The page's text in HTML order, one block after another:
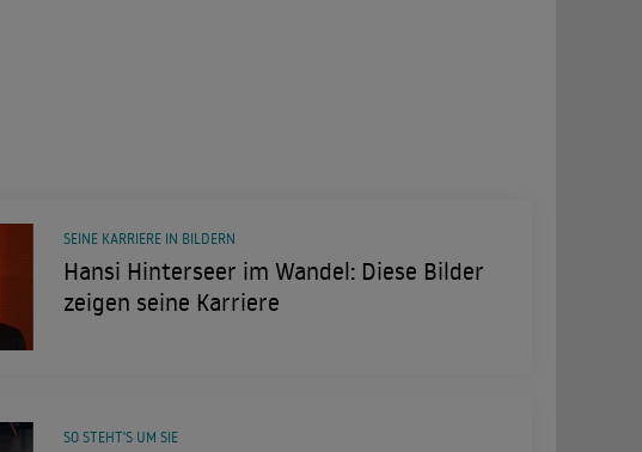
Hansi Hinterseer im Wandel: Diese Bilder
zeigen seine Karriere
SEINE KARRIERE IN BILDERN
SO STEHT'S UM SIE